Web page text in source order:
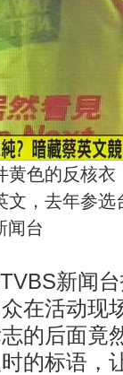
色的反核衣
，去年参选
闻台
新闻台
在活动现
的后面竟
的标语，